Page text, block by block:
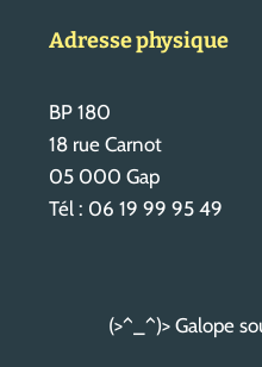
Adresse physique
BP 180
18 rue Carnot
05 000 Gap
Tél : 06 19 99 95 49
(>^_^)> Galope